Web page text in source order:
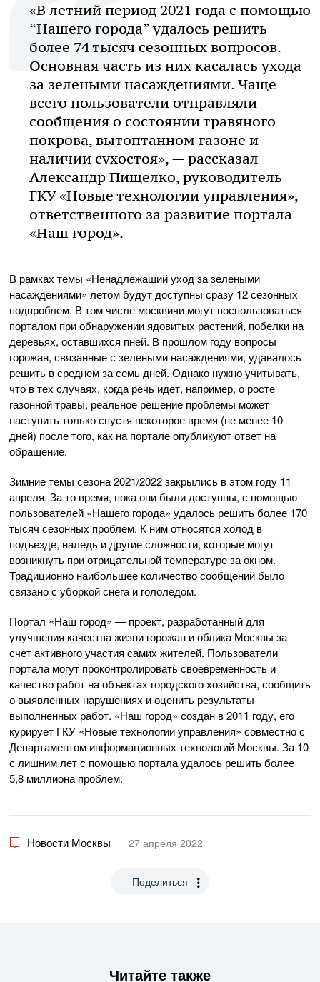
«В летний период 2021 года с помощью
“Нашего города” удалось решить
более 74 тысяч сезонных вопросов.
Основная часть из них касалась ухода
за зелеными насаждениями. Чаще
всего пользователи отправляли
сообщения о состоянии травяного
покрова, вытоптанном газоне и
наличии сухостоя», — рассказал
Александр Пищелко, руководитель
ГКУ «Новые технологии управления»,
ответственного за развитие портала
«Наш город».
В рамках темы «Ненадлежащий уход за зелеными
насаждениями» летом будут доступны сразу 12 сезонных
подпроблем. В том числе москвичи могут воспользоваться
порталом при обнаружении ядовитых растений, побелки на
деревьях, оставшихся пней. В прошлом году вопросы
горожан, связанные с зелеными насаждениями, удавалось
решить в среднем за семь дней. Однако нужно учитывать,
что в тех случаях, когда речь идет, например, о росте
газонной травы, реальное решение проблемы может
наступить только спустя некоторое время (не менее 10
дней) после того, как на портале опубликуют ответ на
обращение.
Зимние темы сезона 2021/2022 закрылись в этом году 11
апреля. За то время, пока они были доступны, с помощью
пользователей «Нашего города» удалось решить более 170
тысяч сезонных проблем. К ним относятся холод в
подъезде, наледь и другие сложности, которые могут
возникнуть при отрицательной температуре за окном.
Традиционно наибольшее количество сообщений было
связано с уборкой снега и гололедом.
Портал «Наш город» — проект, разработанный для
улучшения качества жизни горожан и облика Москвы за
счет активного участия самих жителей. Пользователи
портала могут проконтролировать своевременность и
качество работ на объектах городского хозяйства, сообщить
о выявленных нарушениях и оценить результаты
выполненных работ. «Наш город» создан в 2011 году, его
курирует ГКУ «Новые технологии управления» совместно с
Департаментом информационных технологий Москвы. За 10
с лишним лет с помощью портала удалось решить более
5,8 миллиона проблем.
Новости Москвы 27 апреля 2022
Поделиться
Читайте также